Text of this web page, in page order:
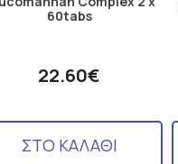
60tabs
22.60€
ΣΤΟ ΚΑΛΑΘΙ